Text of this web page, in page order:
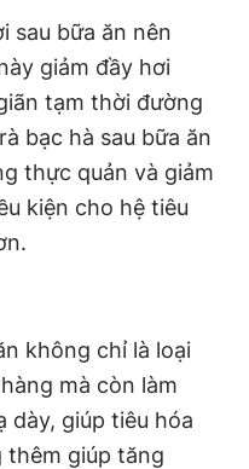
sau bữa ăn nên
giảm đầy hơi
tạm thời đường
bạc hà sau bữa ăn
thực quản và giảm
kiện cho hệ tiêu
không chỉ là loại
mà còn làm
dày, giúp tiêu hóa
giúp tăng